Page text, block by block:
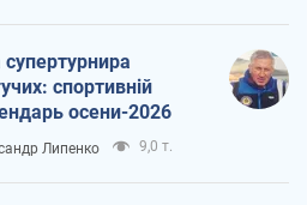
спортивній
осени-2026
Липенко 9,0 т.